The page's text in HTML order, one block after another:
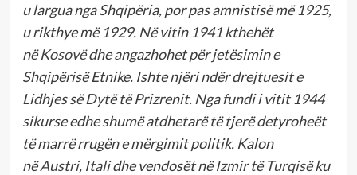
u largua nga Shqipëria, por pas amnistisë më 1925,
u rikthye më 1929. Në vitin 1941 kthehët
nëKosovëdhe angazhohet për jetësimin e
Shqipërisë Etnike. Ishte njëri ndër drejtuesit e
Lidhjes së Dytë të Prizrenit. Nga fundi i vitit 1944
sikurse edhe shumë atdhetarë të tjerë detyroheët
të marrë rrugën e mërgimit politik. Kalon
nëAustri, Italidhe vendosët në Izmir tëTurqisëku